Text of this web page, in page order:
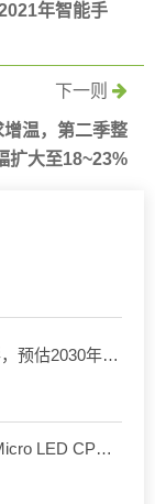
年智能手
下一则
温，第二季整
扩大至18~23%
预估2030年
LED CPO